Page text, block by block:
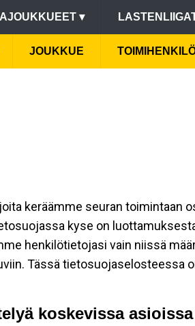
▾
JOUKKUE
keräämme seuran toimintaan
kyse on
henkilötietojasi vain niissä
Tässä tietosuojaselosteessa
koskevissa asioissa